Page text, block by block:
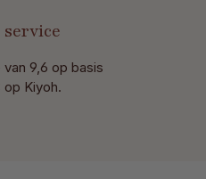
service
9,6 op basis
op Kiyoh.